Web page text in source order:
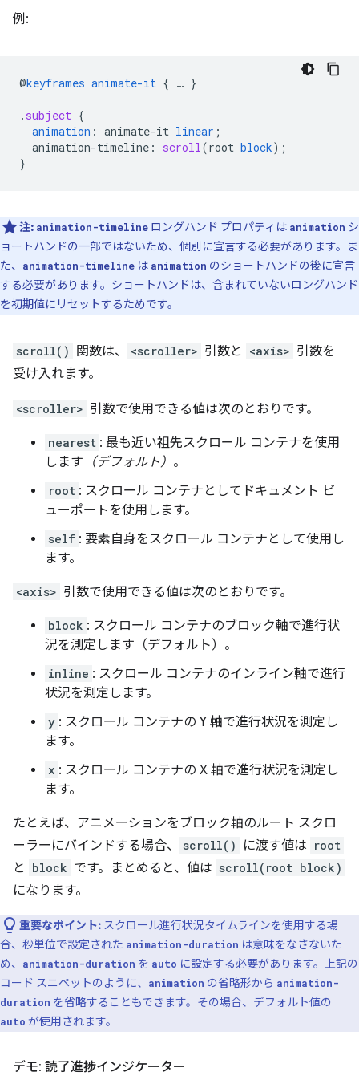
例:
@keyframes animate-it { … }
. subject {
animation : animate-it linear ;
animation-timeline : scroll(root block);
}
注: animation-timeline ロングハンド プロパティは animation シ
ョートハンドの一部ではないため、個別に宣言する必要があります。ま
た、
animation-timeline は animation のショートハンドの後に宣言
する必要があります。ショートハンドは、含まれていないロングハンド
を初期値にリセットするためです。
scroll() 関数は、 <scroller> 引数と <axis> 引数を
受け入れます。
<scroller> 引数で使用できる値は次のとおりです。
nearest : 最も近い祖先スクロール コンテナを使用
します （デフォルト） 。
root : スクロール コンテナとしてドキュメント ビ
ューポートを使用します。
self : 要素自身をスクロール コンテナとして使用し
ます。
<axis> 引数で使用できる値は次のとおりです。
block : スクロール コンテナのブロック軸で進行状
況を測定します（デフォルト）。
inline : スクロール コンテナのインライン軸で進行
状況を測定します。
y : スクロール コンテナの Y 軸で進行状況を測定し
ます。
x : スクロール コンテナの X 軸で進行状況を測定し
ます。
たとえば、アニメーションをブロック軸のルート スクロ
ーラーにバインドする場合、
scroll() に渡す値は root
と block です。まとめると、値は scroll(root block)
になります。
重要なポイント: スクロール進行状況タイムラインを使用する場
合、秒単位で設定された animation-duration は意味をなさないた
め、
animation-duration を auto に設定する必要があります。上記の
コード スニペットのように、
animation の省略形から animation-
duration を省略することもできます。その場合、デフォルト値の
auto が使用されます。
デモ: 読了進捗インジケーター